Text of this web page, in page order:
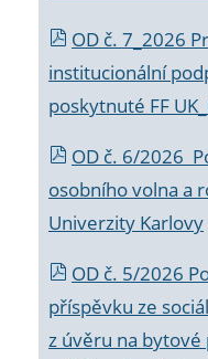
OD č. 7_2026
institucionální
poskytnuté FF
OD č. 6/2026
osobního volna a
Univerzity Karlovy
OD č. 5/2026
příspěvku ze
z úvěru na